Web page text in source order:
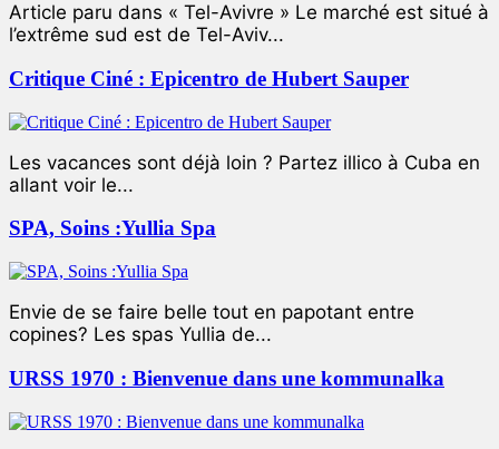
Article paru dans « Tel-Avivre » Le marché est situé à
l’extrême sud est de Tel-Aviv...
Critique Ciné : Epicentro de Hubert Sauper
Les vacances sont déjà loin ? Partez illico à Cuba en
allant voir le...
SPA, Soins :Yullia Spa
Envie de se faire belle tout en papotant entre
copines? Les spas Yullia de...
URSS 1970 : Bienvenue dans une kommunalka